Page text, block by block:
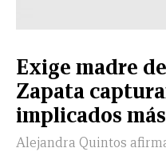
Exige madre
Zapata
implicados más
Alejandra Quintos